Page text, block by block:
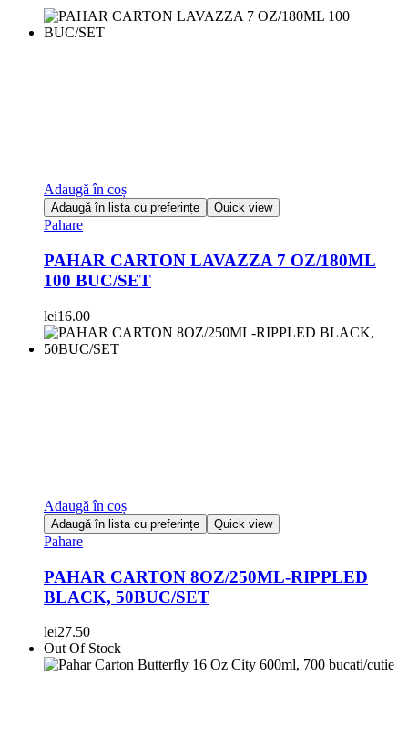
Adaugă în coș
Adaugă în lista cu preferințe Quick view
Pahare
PAHAR CARTON LAVAZZA 7 OZ/180ML
100 BUC/SET
lei16.00
Adaugă în coș
Adaugă în lista cu preferințe Quick view
Pahare
PAHAR CARTON 8OZ/250ML-RIPPLED
BLACK, 50BUC/SET
lei27.50
Out Of Stock